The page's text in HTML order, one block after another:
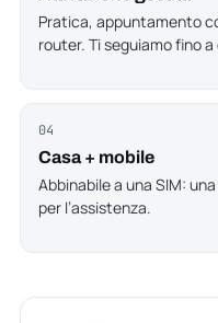
Pratica, appuntamento
router. Ti seguiamo fino
04
Casa + mobile
Abbinabile a una SIM:
per l’assistenza.